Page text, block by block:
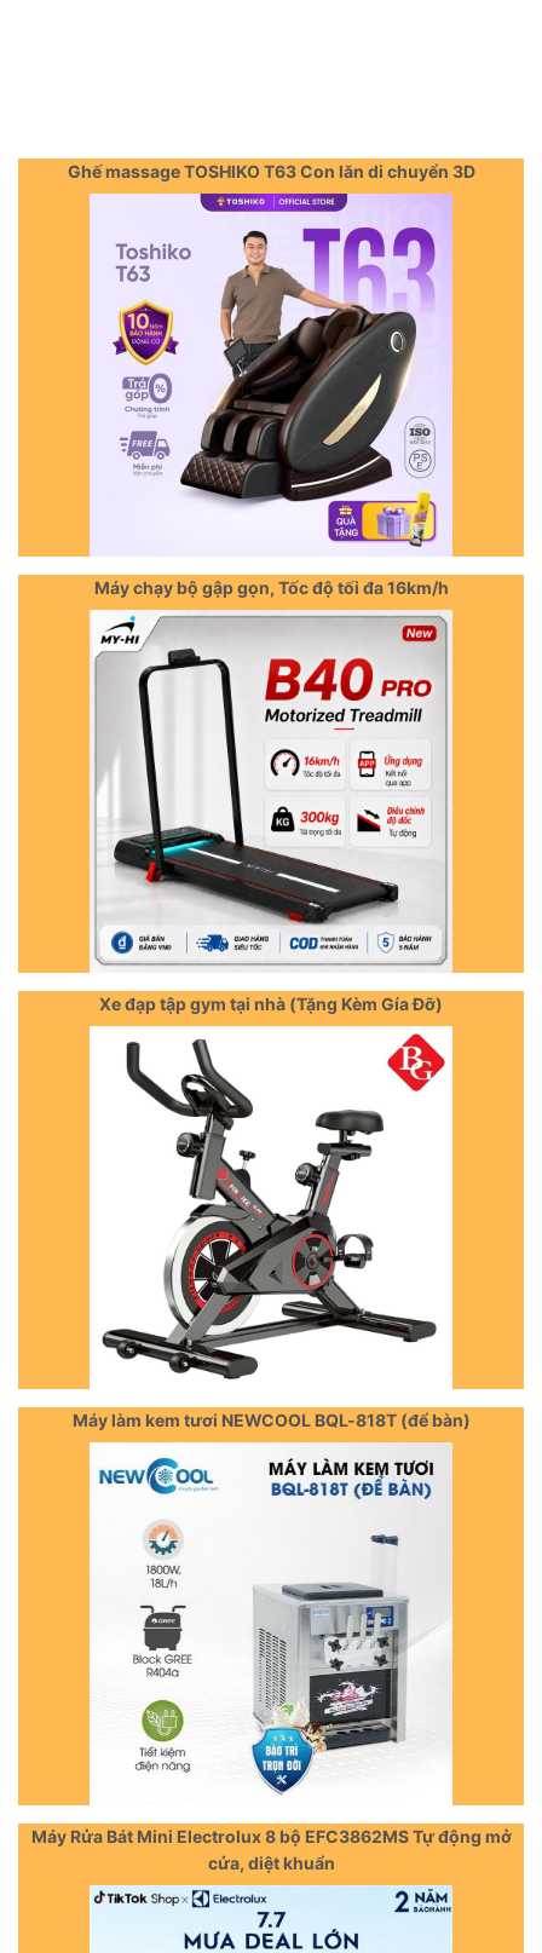
Ghế massage TOSHIKO T63 Con lăn di chuyển 3D
Máy chạy bộ gập gọn, Tốc độ tối đa 16km/h
Xe đạp tập gym tại nhà (Tặng Kèm Gía Đỡ)
Máy làm kem tươi NEWCOOL BQL-818T (để bàn)
Máy Rửa Bát Mini Electrolux 8 bộ EFC3862MS Tự động mở
cửa, diệt khuẩn